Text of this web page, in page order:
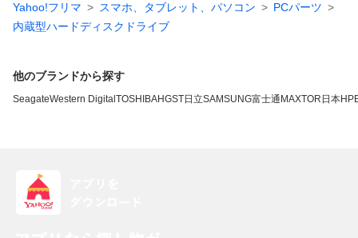
Yahoo!フリマ スマホ、タブレット、パソコン
PCパーツ
内蔵型ハードディスクドライブ
他のブランドから探す
SeagateWestern Digital TOSHIBAHGST日立SAMSUNG富士通 MAXTOR 日本HP